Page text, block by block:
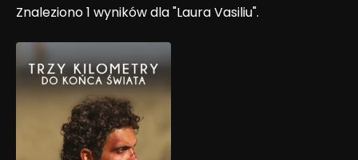
Znaleziono 1 wyników dla "Laura Vasiliu".